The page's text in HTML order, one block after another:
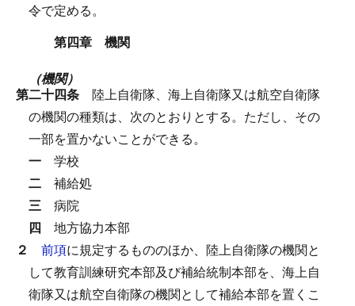
令で定める。
第四章 機関
（機関）
第二十四条 陸上自衛隊、海上自衛隊又は航空自衛隊
の機関の種類は、次のとおりとする。 ただし、その
一部を置かないことができる。
一 学校
二 補給処
三 病院
四 地方協力本部
２ 前項に規定するもののほか、陸上自衛隊の機関と
して教育訓練研究本部及び補給統制本部を、海上自
衛隊又は航空自衛隊の機関として補給本部を置くこ